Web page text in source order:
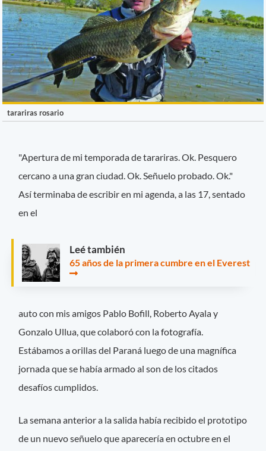
tarariras rosario
"Apertura de mi temporada de tarariras. Ok. Pesquero
cercano a una gran ciudad. Ok. Señuelo probado. Ok."
Así terminaba de escribir en mi agenda, a las 17, sentado
en el
Leé también
65 años de la primera cumbre en el Everest
auto con mis amigos Pablo Bofill, Roberto Ayala y
Gonzalo Ullua, que colaboró con la fotografía.
Estábamos a orillas del Paraná luego de una magnífica
jornada que se había armado al son de los citados
desafíos cumplidos.
La semana anterior a la salida había recibido el prototipo
de un nuevo señuelo que aparecería en octubre en el